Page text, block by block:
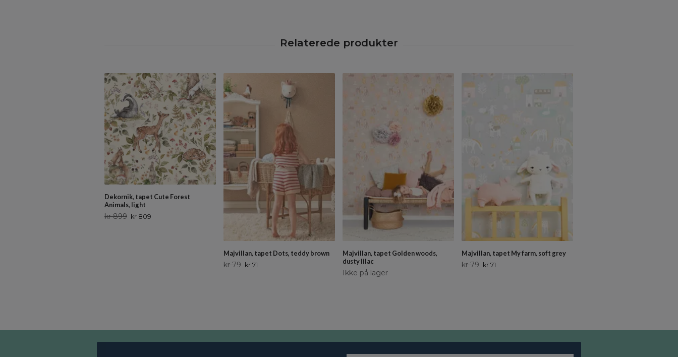
Dekornik, tapet Cute Forest
Animals, light
kr 899 kr 809
Majvillan, tapet Dots, teddy brown
kr 79 kr 71
Majvillan, tapet Golden woods,
dusty lilac
Ikke på lager
Majvillan, tapet My farm, soft grey
kr 79 kr 71